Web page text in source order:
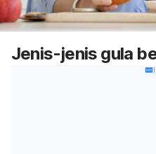
Jenis-jenis gula